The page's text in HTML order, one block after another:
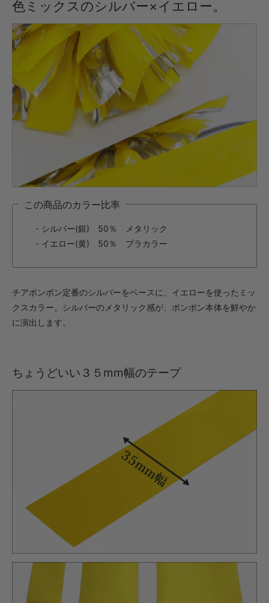
396円(税込)
・【カット仕上】ｸﾞﾘｯﾌﾟ大
440円(税込)
・【完成仕上】ｸﾞﾘｯﾌﾟ小
770円(税込)
・【完成仕上】ｸﾞﾘｯﾌﾟ大
814円(税込)
・【カット仕上】ｸﾞﾘｯﾌﾟ小
451円(税込)
・【完成仕上】ｸﾞﾘｯﾌﾟ大
550円(税込)
・【カット仕上】ｸﾞﾘｯﾌﾟ大
594円(税込)
・【カット仕上】ｸﾞﾘｯﾌﾟ小
462円(税込)
・【カット仕上】ｸﾞﾘｯﾌﾟ大
506円(税込)
・【完成仕上】ｸﾞﾘｯﾌﾟ小
902円(税込)
・【完成仕上】ｸﾞﾘｯﾌﾟ大
946円(税込)
・【カット仕上】ｸﾞﾘｯﾌﾟ小
528円(税込)
色ミックスのシルバー×イエロー。
この商品のカラー比率
・シルバー(銀) 50％ メタリック
・イエロー(黄) 50％ プラカラー
チアポンポン定番のシルバーをベースに、イエローを使ったミッ
クスカラー。シルバーのメタリック感が、ポンポン本体を鮮やか
に演出します。
ちょうどいい３５mm幅のテープ